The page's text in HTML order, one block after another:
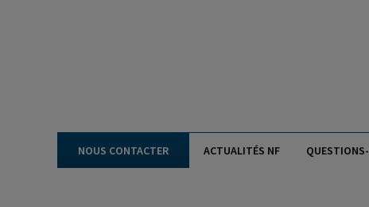
NOUS CONTACTER ACTUALITÉS NF